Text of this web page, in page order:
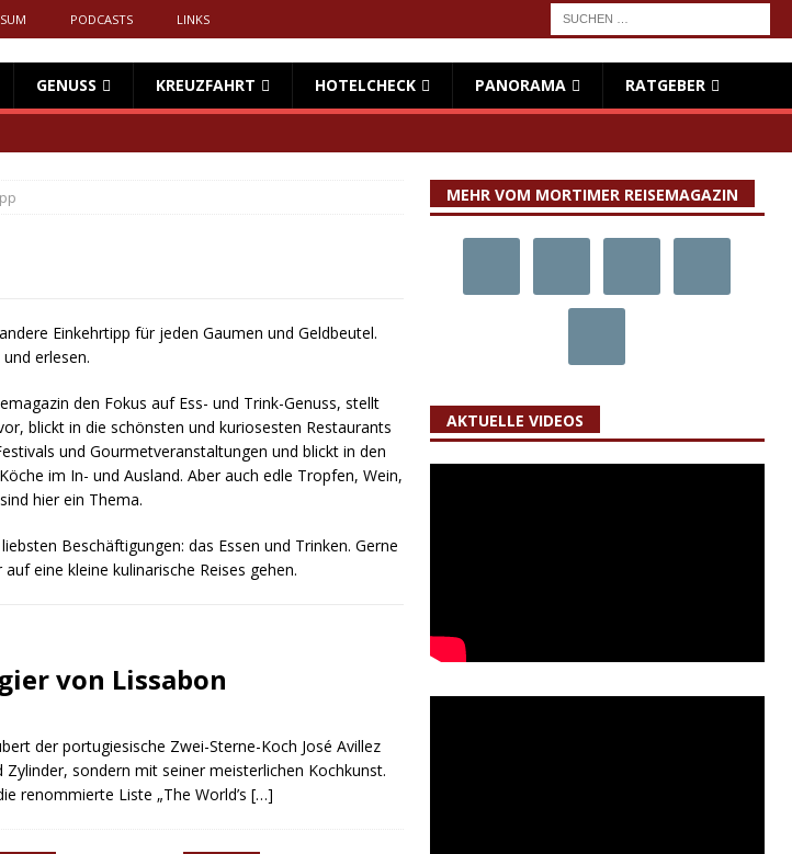
PODCASTS LINKS
GENUSS KREUZFAHRT HOTELCHECK PANORAMA RATGEBER
Einkehrtipp für jeden Gaumen und Geldbeutel.
erlesen.
den Fokus auf Ess- und Trink-Genuss, stellt
blickt in die schönsten und kuriosesten Restaurants
und Gourmetveranstaltungen und blickt in den
im In- und Ausland. Aber auch edle Tropfen, Wein,
hier ein Thema.
Beschäftigungen: das Essen und Trinken. Gerne
eine kleine kulinarische Reises gehen.
von Lissabon
der portugiesische Zwei-Sterne-Koch José Avillez
sondern mit seiner meisterlichen Kochkunst.
renommierte Liste „The World’s […]
MEHR VOM MORTIMER REISEMAGAZIN
AKTUELLE VIDEOS